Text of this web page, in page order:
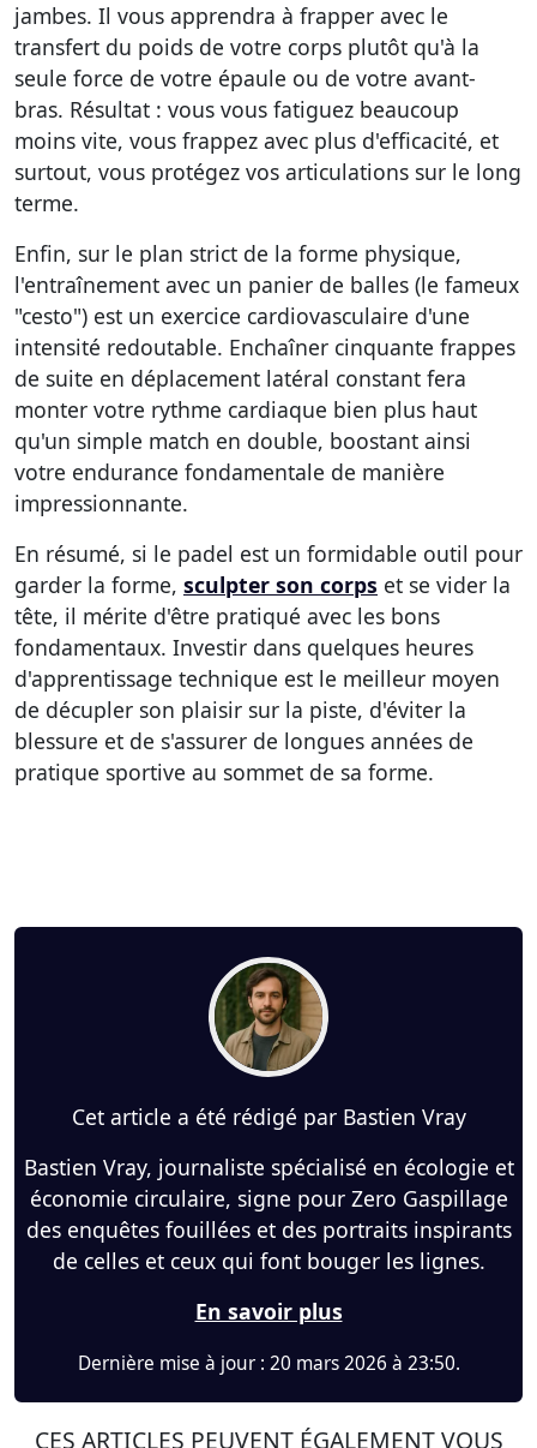
jambes. Il vous apprendra à frapper avec le
transfert du poids de votre corps plutôt qu'à la
seule force de votre épaule ou de votre avant-
bras. Résultat : vous vous fatiguez beaucoup
moins vite, vous frappez avec plus d'efficacité, et
surtout, vous protégez vos articulations sur le long
terme.
Enfin, sur le plan strict de la forme physique,
l'entraînement avec un panier de balles (le fameux
"cesto") est un exercice cardiovasculaire d'une
intensité redoutable. Enchaîner cinquante frappes
de suite en déplacement latéral constant fera
monter votre rythme cardiaque bien plus haut
qu'un simple match en double, boostant ainsi
votre endurance fondamentale de manière
impressionnante.
En résumé, si le padel est un formidable outil pour
garder la forme, sculpter son corps et se vider la
tête, il mérite d'être pratiqué avec les bons
fondamentaux. Investir dans quelques heures
d'apprentissage technique est le meilleur moyen
de décupler son plaisir sur la piste, d'éviter la
blessure et de s'assurer de longues années de
pratique sportive au sommet de sa forme.
Cet article a été rédigé par Bastien Vray
Bastien Vray, journaliste spécialisé en écologie et
économie circulaire, signe pour Zero Gaspillage
des enquêtes fouillées et des portraits inspirants
de celles et ceux qui font bouger les lignes.
En savoir plus
Dernière mise à jour : 20 mars 2026 à 23:50.
CES ARTICLES PEUVENT ÉGALEMENT VOUS